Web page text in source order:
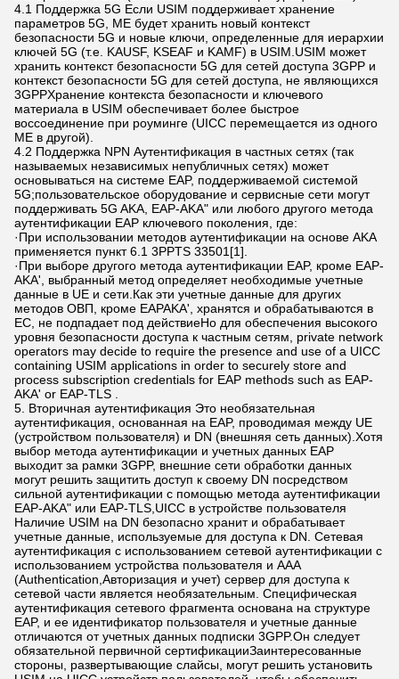
4.1 Поддержка 5G Если USIM поддерживает хранение
параметров 5G, ME будет хранить новый контекст
безопасности 5G и новые ключи, определенные для иерархии
ключей 5G (т.е. KAUSF, KSEAF и KAMF) в USIM.USIM может
хранить контекст безопасности 5G для сетей доступа 3GPP и
контекст безопасности 5G для сетей доступа, не являющихся
3GPPХранение контекста безопасности и ключевого
материала в USIM обеспечивает более быстрое
воссоединение при роуминге (UICC перемещается из одного
ME в другой).
4.2 Поддержка NPN Аутентификация в частных сетях (так
называемых независимых непубличных сетях) может
основываться на системе EAP, поддерживаемой системой
5G;пользовательское оборудование и сервисные сети могут
поддерживать 5G AKA, EAP-AKA" или любого другого метода
аутентификации EAP ключевого поколения, где:
·При использовании методов аутентификации на основе AKA
применяется пункт 6.1 3PPTS 33501[1].
·При выборе другого метода аутентификации EAP, кроме EAP-
AKA', выбранный метод определяет необходимые учетные
данные в UE и сети.Как эти учетные данные для других
методов ОВП, кроме EAPAKA', хранятся и обрабатываются в
ЕС, не подпадает под действиеНо для обеспечения высокого
уровня безопасности доступа к частным сетям, private network
operators may decide to require the presence and use of a UICC
containing USIM applications in order to securely store and
process subscription credentials for EAP methods such as EAP-
AKA' or EAP-TLS .
5. Вторичная аутентификация Это необязательная
аутентификация, основанная на EAP, проводимая между UE
(устройством пользователя) и DN (внешняя сеть данных).Хотя
выбор метода аутентификации и учетных данных EAP
выходит за рамки 3GPP, внешние сети обработки данных
могут решить защитить доступ к своему DN посредством
сильной аутентификации с помощью метода аутентификации
EAP-AKA" или EAP-TLS,UICC в устройстве пользователя
Наличие USIM на DN безопасно хранит и обрабатывает
учетные данные, используемые для доступа к DN. Сетевая
аутентификация с использованием сетевой аутентификации с
использованием устройства пользователя и AAA
(Authentication,Авторизация и учет) сервер для доступа к
сетевой части является необязательным. Специфическая
аутентификация сетевого фрагмента основана на структуре
EAP, и ее идентификатор пользователя и учетные данные
отличаются от учетных данных подписки 3GPP.Он следует
обязательной первичной сертификацииЗаинтересованные
стороны, развертывающие слайсы, могут решить установить